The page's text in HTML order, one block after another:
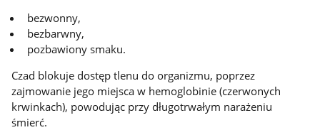
bezwonny,
bezbarwny,
pozbawiony smaku.
Czad blokuje dostęp tlenu do organizmu, poprzez
zajmowanie jego miejsca w hemoglobinie (czerwonych
krwinkach), powodując przy długotrwałym narażeniu
śmierć.